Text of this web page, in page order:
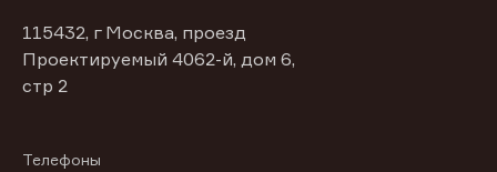
115432, г Москва, проезд
Проектируемый 4062-й, дом 6,
стр 2
Телефоны